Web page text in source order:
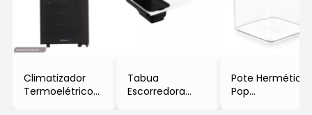
Climatizador
Termoelétrico
Tabua
Escorredora
Pote Hermético
Pop